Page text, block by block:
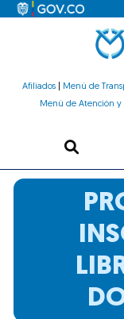
Afiliados| Menú de
Menú de Atención y